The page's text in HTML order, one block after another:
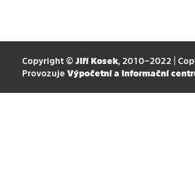
Copyright © Jiří Kosek, 2010–2022 |
Provozuje Výpočetní a informační